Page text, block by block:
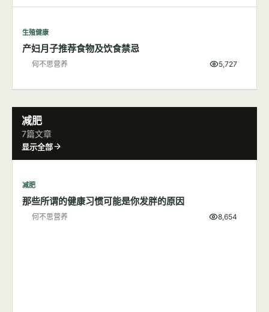
生殖健康
产妇月子推荐食物及饮食禁忌
何不思营养 5,727
减肥
7篇文章
显示全部
减肥
那些所谓的健康习惯可能是你发胖的原因
何不思营养 8,654